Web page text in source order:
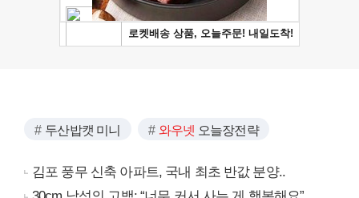
두산밥캣 미니 와우넷 오늘장전략
김포 풍무 신축 아파트, 국내 최초 반값 분양..